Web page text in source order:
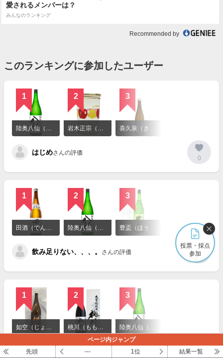
愛されるメンバーは？
みんなのランキング
Recommended by
このランキングに参加したユーザー
1
陸奥八仙（むつはっせん）
2
岩木正宗（いわきまさむね）
3
喜久泉（きくいずみ）
はじめさんの評価
0
1
田酒（でんしゅ）
2
陸奥八仙（むつはっせん）
3
豊盃（ほうはい）
飲み足りない、、、。 さんの評価
0
1
如空（じょくう）
2
桃川（ももかわ）
3
陸奥八仙（むつはっせん）
かおるこちゃん さんの評価
投票・採点
参加
ページ内ジャンプ
先頭
--- 1位 結果一覧